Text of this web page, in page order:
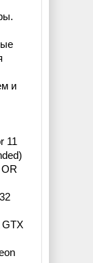
и
11
GTX